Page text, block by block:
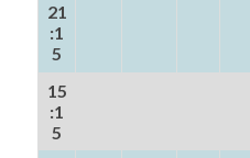
21
:1
5
15
:1
5